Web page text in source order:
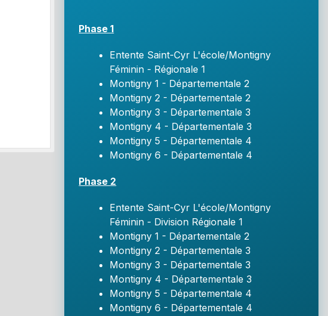
Phase 1
Entente Saint-Cyr L'école/Montigny
Féminin - Régionale 1
Montigny 1 - Départementale 2
Montigny 2 - Départementale 2
Montigny 3 - Départementale 3
Montigny 4 - Départementale 3
Montigny 5 - Départementale 4
Montigny 6 - Départementale 4
Phase 2
Entente Saint-Cyr L'école/Montigny
Féminin - Division Régionale 1
Montigny 1 - Départementale 2
Montigny 2 - Départementale 3
Montigny 3 - Départementale 3
Montigny 4 - Départementale 3
Montigny 5 - Départementale 4
Montigny 6 - Départementale 4